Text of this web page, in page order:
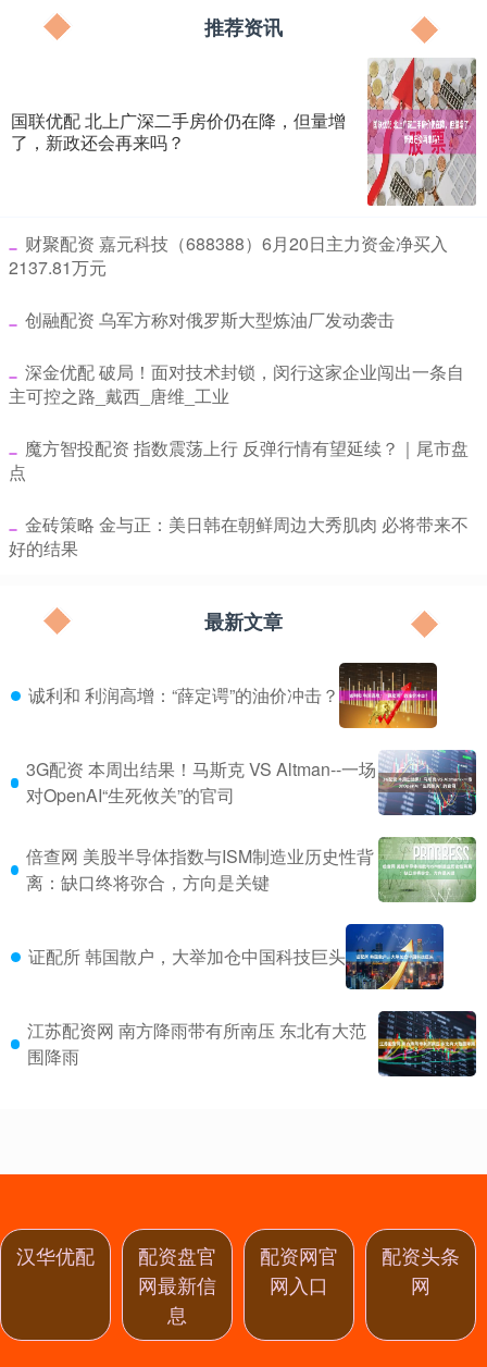
推荐资讯
国联优配 北上广深二手房价仍在降，但量增
了，新政还会再来吗？
​财聚配资 嘉元科技（688388）6月20日主力资金净买入
2137.81万元
​创融配资 乌军方称对俄罗斯大型炼油厂发动袭击
​深金优配 破局！面对技术封锁，闵行这家企业闯出一条自
主可控之路_戴西_唐维_工业
​魔方智投配资 指数震荡上行 反弹行情有望延续？｜尾市盘
点
​金砖策略 金与正：美日韩在朝鲜周边大秀肌肉 必将带来不
好的结果
最新文章
诚利和 利润高增：“薛定谔”的油价冲击？
3G配资 本周出结果！马斯克 VS Altman--一场
对OpenAI“生死攸关”的官司
倍查网 美股半导体指数与ISM制造业历史性背
离：缺口终将弥合，方向是关键
证配所 韩国散户，大举加仓中国科技巨头
江苏配资网 南方降雨带有所南压 东北有大范
围降雨
汉华优配
配资盘官
网最新信
息
配资网官
网入口
配资头条
网